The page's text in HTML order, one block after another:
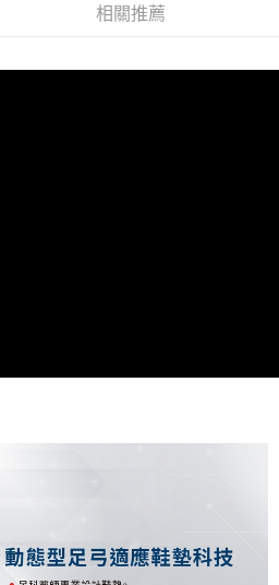
使用本公司帳單繳交帳款。
相關推薦